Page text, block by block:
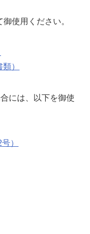
使用ください。
）
には、以下を御使
）